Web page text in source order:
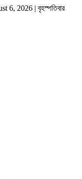
6, 2026 | বৃহস্পতিবার